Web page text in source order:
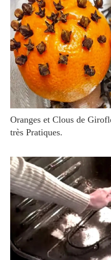
Oranges et Clous de
très Pratiques.